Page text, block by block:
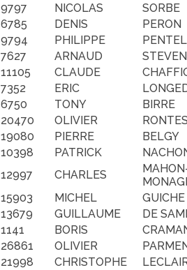
9797 NICOLAS
SORBE
6785 DENIS
PERON
9794 PHILIPPE
PENTEL
7627 ARNAUD
11105 CLAUDE
7352 ERIC
6750 TONY
BIRRE
20470 OLIVIER
19080 PIERRE
BELGY
10398 PATRICK
12997 CHARLES
15903 MICHEL
GUICHE
13679 GUILLAUME
DE
1141 BORIS
26861 OLIVIER
21998 CHRISTOPHE